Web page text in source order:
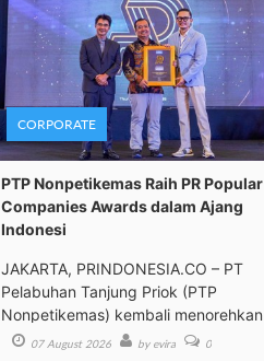
CORPORATE
PTP Nonpetikemas Raih PR Popular
Companies Awards dalam Ajang
Indonesi
JAKARTA, PRINDONESIA.CO – PT
Pelabuhan Tanjung Priok (PTP
Nonpetikemas) kembali menorehkan
pre 07 August 2026 by evira 0